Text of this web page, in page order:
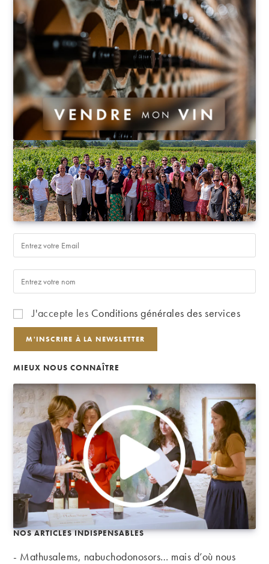
J'accepte les Conditions générales des services
MIEUX NOUS CONNAÎTRE
NOS ARTICLES INDISPENSABLES
- Mathusalems, nabuchodonosors… mais d’où nous